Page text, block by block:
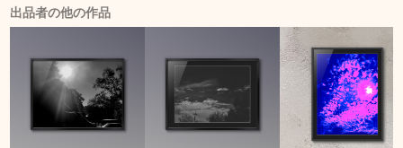
出品者の他の作品